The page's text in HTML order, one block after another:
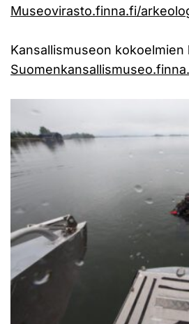
Museovirasto.finna.fi/
Kansallismuseon kokoelmien